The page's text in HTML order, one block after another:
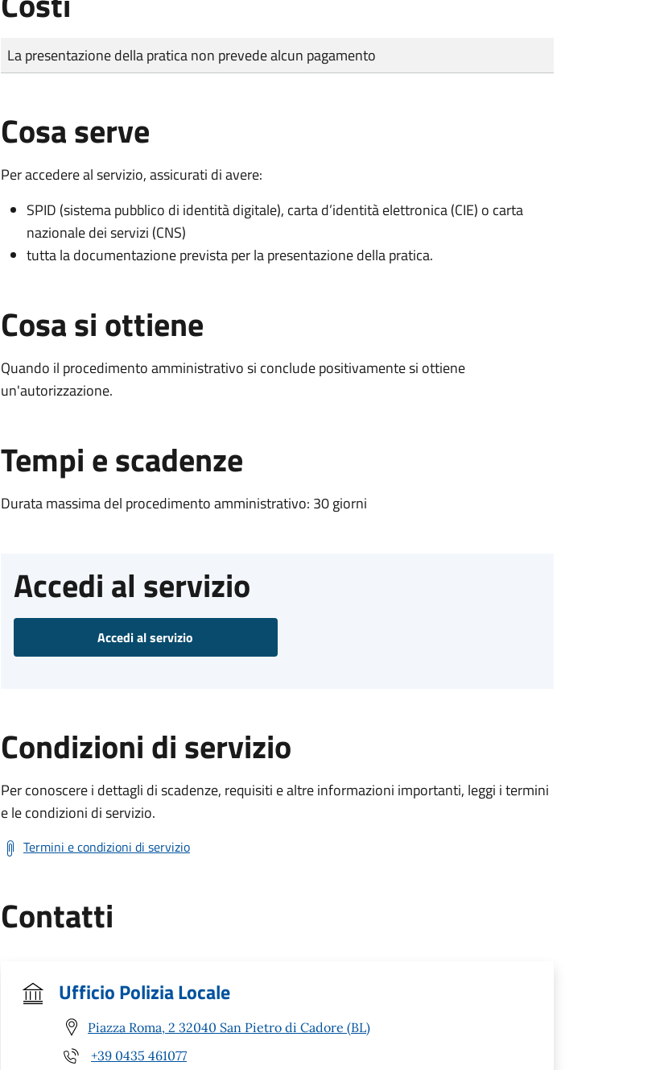
Tipo di pagamento
Importo
La presentazione della pratica non prevede alcun pagamento
Cosa serve
Per accedere al servizio, assicurati di avere:
SPID (sistema pubblico di identità digitale), carta d’identità elettronica (CIE) o carta
nazionale dei servizi (CNS)
tutta la documentazione prevista per la presentazione della pratica.
Cosa si ottiene
Quando il procedimento amministrativo si conclude positivamente si ottiene
un'autorizzazione.
Tempi e scadenze
Durata massima del procedimento amministrativo: 30 giorni
Accedi al servizio
Accedi al servizio
Condizioni di servizio
Per conoscere i dettagli di scadenze, requisiti e altre informazioni importanti, leggi i termini
e le condizioni di servizio.
Termini e condizioni di servizio
Contatti
Ufficio Polizia Locale
Piazza Roma, 2 32040 San Pietro di Cadore (BL)
+39 0435 461077